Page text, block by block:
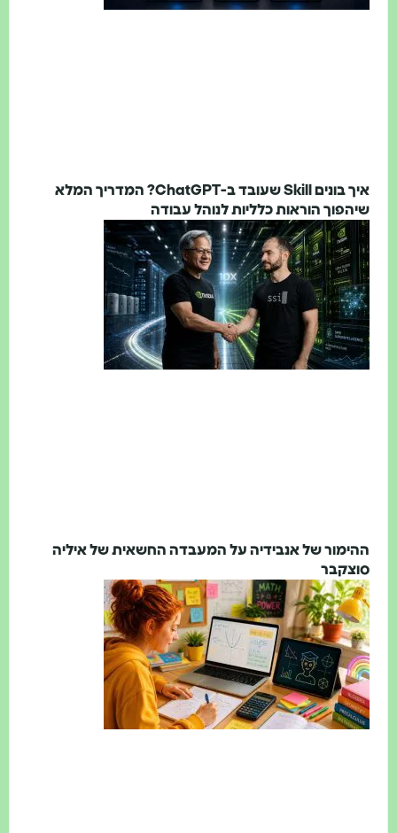
איך בונים Skill שעובד ב-ChatGPT? המדריך המלא
הוראות כלליות לנוהל עבודה
של אנבידיה על המעבדה החשאית של איליה